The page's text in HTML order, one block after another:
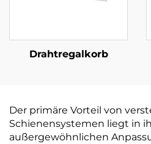
Drahtregalkorb
Der primäre Vorteil von
Schienensystemen liegt in
außergewöhnlichen